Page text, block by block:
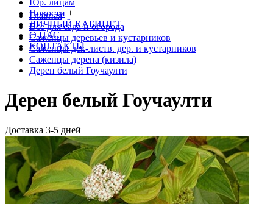
Юр. лицам +
Новости +
ЛИЧНЫЙ КАБИНЕТ
О НАС
КОНТАКТЫ
Главная
Всё для сада и огорода
Саженцы деревьев и кустарников
Саженцы дек-листв. дер. и кустарников
Саженцы дерена (кизила)
Дерен белый Гоучаулти
Дерен белый Гоучаулти
Доставка 3-5 дней